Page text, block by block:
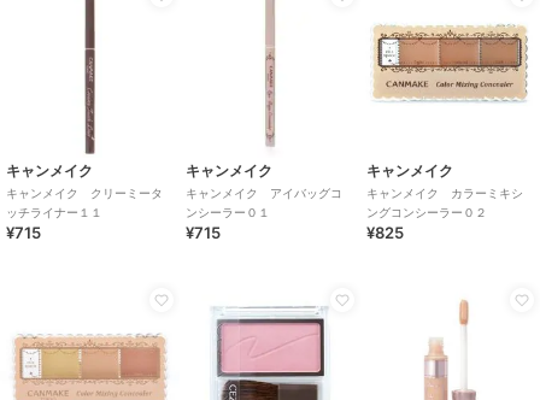
キャンメイク
キャンメイク クリーミータ
ッチライナー１１
¥715
キャンメイク
キャンメイク アイバッグコ
ンシーラー０１
¥715
キャンメイク
キャンメイク カラーミキシ
ングコンシーラー０２
¥825